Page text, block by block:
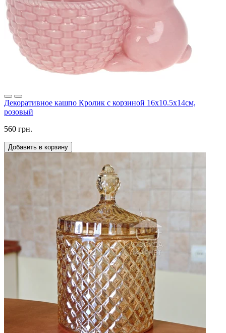
Декоративное кашпо Кролик с корзиной 16х10.5х14см,
розовый
560 грн.
Добавить в корзину